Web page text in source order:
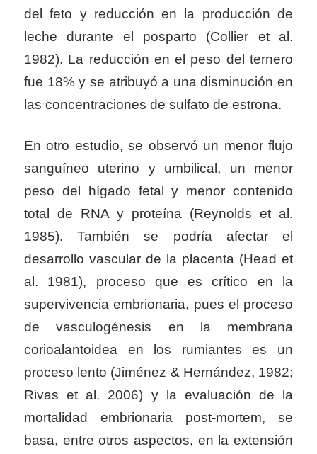
del feto y reducción en la producción de
leche durante el posparto (Collier et al.
1982). La reducción en el peso del ternero
fue 18% y se atribuyó a una disminución en
las concentraciones de sulfato de estrona.
En otro estudio, se observó un menor flujo
sanguíneo uterino y umbilical, un menor
peso del hígado fetal y menor contenido
total de RNA y proteína (Reynolds et al.
1985). También se podría afectar el
desarrollo vascular de la placenta (Head et
al. 1981), proceso que es crítico en la
supervivencia embrionaria, pues el proceso
de vasculogénesis en la membrana
corioalantoidea en los rumiantes es un
proceso lento (Jiménez & Hernández, 1982;
Rivas et al. 2006) y la evaluación de la
mortalidad embrionaria post-mortem, se
basa, entre otros aspectos, en la extensión